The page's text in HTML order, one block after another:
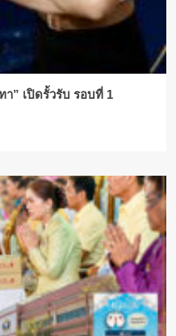
” เปิดรั้วรับ รอบที่ 1